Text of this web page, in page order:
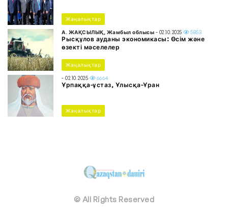
Жаңалықтар
А. ЖАҚСЫЛЫҚ, Жамбыл облысы - 02.10.2025 5853
Рысқұлов ауданы экономикасы: Өсім және
өзекті мәселелер
Жаңалықтар
- 02.10.2025 6664
Ұрпаққа-ұстаз, Ұлысқа-Ұран
Жаңалықтар
© All Rights Reserved